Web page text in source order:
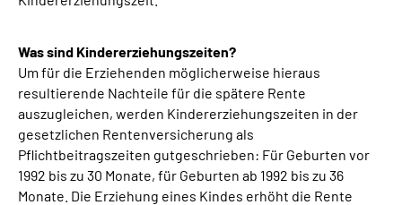
Was sind Kindererziehungszeiten?
Um für die Erziehenden möglicherweise hieraus
resultierende Nachteile für die spätere Rente
auszugleichen, werden Kindererziehungszeiten in der
gesetzlichen Rentenversicherung als
Pflichtbeitragszeiten gutgeschrieben: Für Geburten vor
1992 bis zu 30 Monate, für Geburten ab 1992 bis zu 36
Monate. Die Erziehung eines Kindes erhöht die Rente